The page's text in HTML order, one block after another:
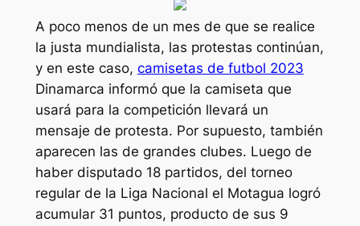
A poco menos de un mes de que se realice
la justa mundialista, las protestas continúan,
y en este caso, camisetas de futbol 2023
Dinamarca informó que la camiseta que
usará para la competición llevará un
mensaje de protesta. Por supuesto, también
aparecen las de grandes clubes. Luego de
haber disputado 18 partidos, del torneo
regular de la Liga Nacional el Motagua logró
acumular 31 puntos, producto de sus 9